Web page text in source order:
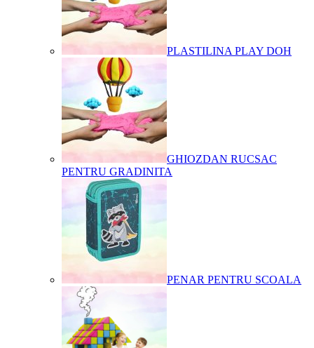
PLASTILINA PLAY DOH
GHIOZDAN RUCSAC
PENTRU GRADINITA
PENAR PENTRU SCOALA